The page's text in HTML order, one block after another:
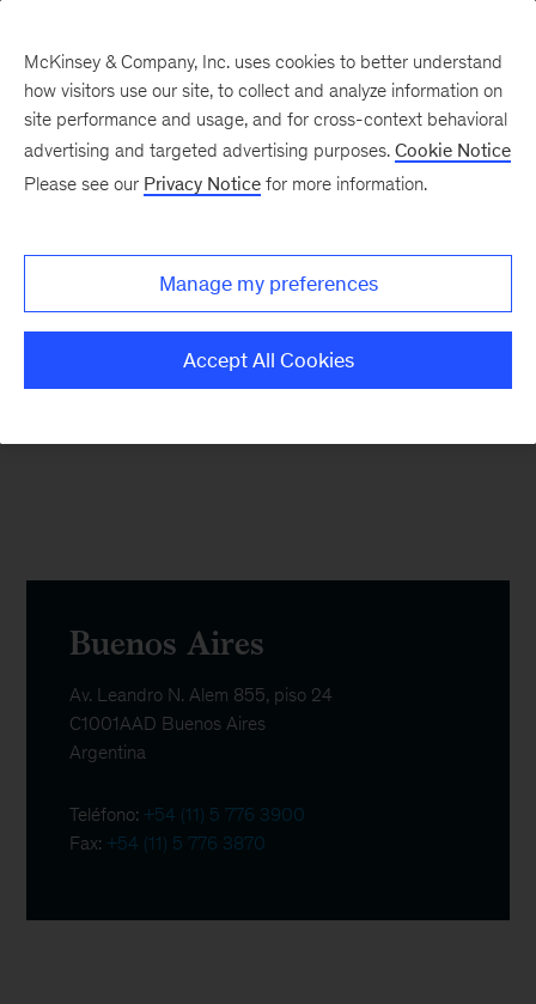
Contáctenos
Buenos Aires
Av. Leandro N. Alem 855, piso 24
C1001AAD Buenos Aires
Argentina
Teléfono: +54 (11) 5 776 3900
Fax: +54 (11) 5 776 3870
McKinsey & Company, Inc. uses cookies to better understand
how visitors use our site, to collect and analyze information on
site performance and usage, and for cross-context behavioral
advertising and targeted advertising purposes. Cookie Notice
Please see our Privacy Notice for more information.
Manage my preferences
Accept All Cookies